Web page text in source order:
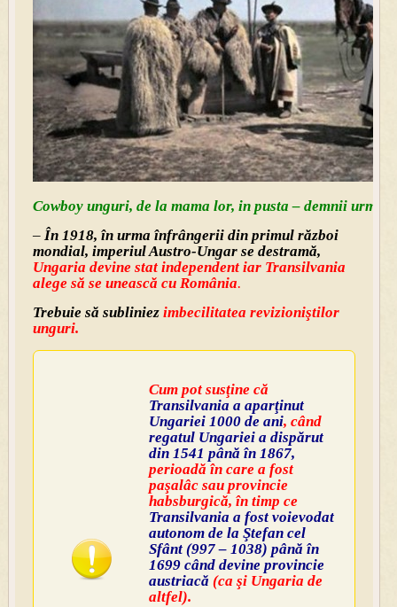
Cowboy unguri, de la mama lor, in pusta – demnii
– În 1918, în urma înfrângerii din primul război
mondial, imperiul Austro-Ungar se destramă,
Ungaria devine stat independent iar Transilvania
alege să se unească cu România.
Trebuie să subliniezimbecilitatea revizioniştilor
unguri.
Cum pot susţine că
Transilvania a aparţinut
Ungariei 1000 de ani, când
regatul Ungariei a dispărut
din 1541 până în 1867,
perioadă în care a fost
paşalâc sau provincie
habsburgică, în timp ce
Transilvania a fost voievodat
autonom de la Ştefan cel
Sfânt (997 – 1038) până în
1699 când devine provincie
austriacă (ca şi Ungaria de
altfel).